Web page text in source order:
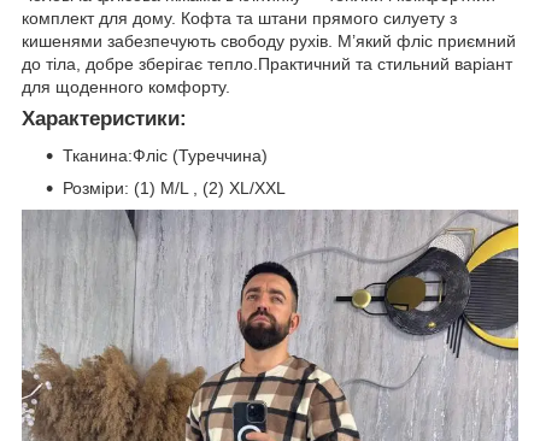
комплект для дому. Кофта та штани прямого силуету з
кишенями забезпечують свободу рухів. М’який фліс приємний
до тіла, добре зберігає тепло.Практичний та стильний варіант
для щоденного комфорту.
Характеристики:
Тканина:Фліс (Туреччина)
Розміри: (1) M/L , (2) XL/XXL